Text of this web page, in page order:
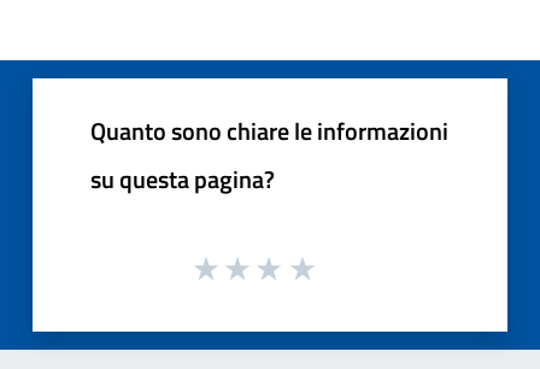
Quanto sono chiare le informazioni
su questa pagina?